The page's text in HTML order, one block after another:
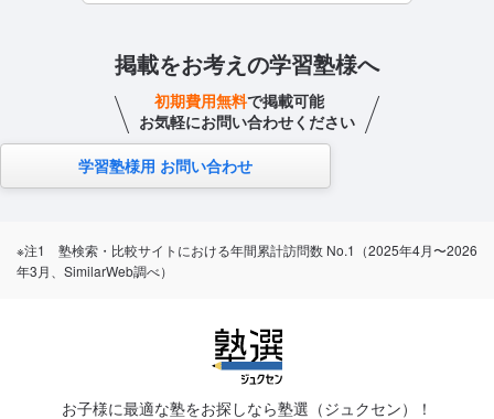
掲載をお考えの学習塾様へ
初期費用無料で掲載可能
お気軽にお問い合わせください
学習塾様用 お問い合わせ
※注1 塾検索・比較サイトにおける年間累計訪問数 No.1（2025年4月〜2026
年3月、SimilarWeb調べ）
お子様に最適な塾をお探しなら塾選（ジュクセン）！